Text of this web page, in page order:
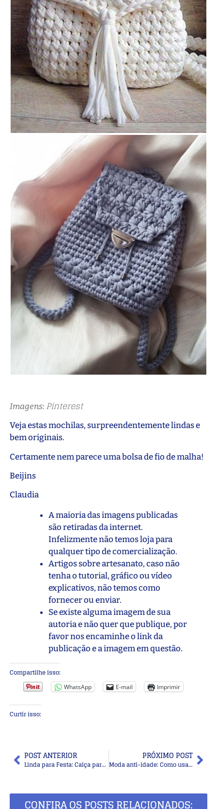
Imagens:Pinterest
Veja estas mochilas, surpreendentemente lindas e
bem originais.
Certamente nem parece uma bolsa de fio de malha!
Beijins
Claudia
A maioria das imagens publicadas
são retiradas da internet.
Infelizmente não temos loja para
qualquer tipo de comercialização.
Artigos sobre artesanato, caso não
tenha o tutorial, gráfico ou vídeo
explicativos, não temos como
fornecer ou enviar.
Se existe alguma imagem de sua
autoria e não quer que publique, por
favor nos encaminhe o link da
publicação e a imagem em questão.
Compartilhe isso:
WhatsApp E-mail Imprimir
Curtir isso:
POST ANTERIOR
Linda para Festa: Calça para Festa de Bodas de Prata
PRÓXIMO POST
Moda anti-idade: Como usar lenços
CONFIRA OS POSTS RELACIONADOS: